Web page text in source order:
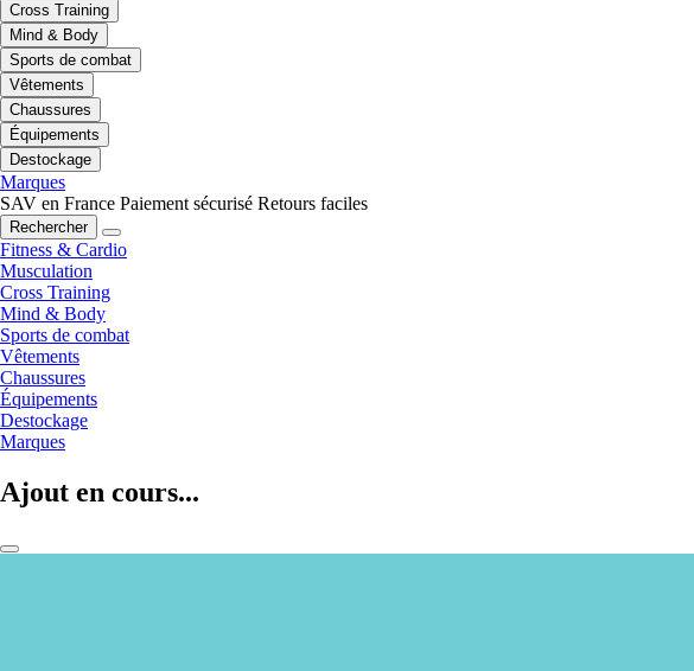
Cross Training
Mind & Body
Sports de combat
Vêtements
Chaussures
Équipements
Destockage
Marques
SAV en France Paiement sécurisé Retours faciles
Rechercher
Fitness & Cardio
Musculation
Cross Training
Mind & Body
Sports de combat
Vêtements
Chaussures
Équipements
Destockage
Marques
Ajout en cours...